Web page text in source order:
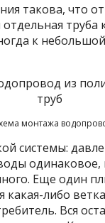
такова, что
отдельная труба
к
монтажа
системы:
Еще один
какая-либо
Вся